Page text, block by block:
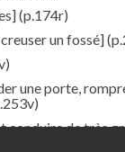
(p.174r)
un fossé]
une porte,
conduire de très